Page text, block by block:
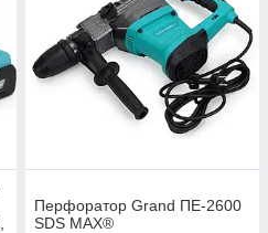
Перфоратор Grand ПЕ-2600
SDS MAX®